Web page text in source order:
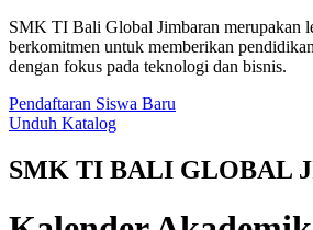
SMK TI Bali Global Jimbaran merupakan
berkomitmen untuk memberikan
dengan fokus pada teknologi dan bisnis.
Pendaftaran Siswa Baru
Unduh Katalog
SMK TI BALI GLOBAL